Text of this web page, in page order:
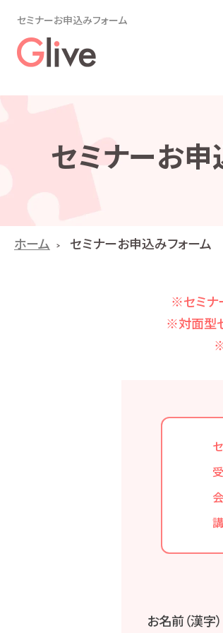
セミナーお申込みフォーム
セミナーお申
ホーム セミナーお申込みフォーム
※セミナ
※対面型
お名前（漢字）